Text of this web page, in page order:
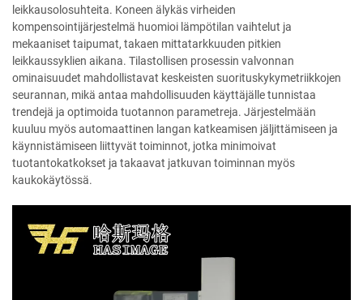
leikkausolosuhteita. Koneen älykäs virheiden
kompensointijärjestelmä huomioi lämpötilan vaihtelut ja
mekaaniset taipumat, takaen mittatarkkuuden pitkien
leikkaussyklien aikana. Tilastollisen prosessin valvonnan
ominaisuudet mahdollistavat keskeisten suorituskykymetriikkojen
seurannan, mikä antaa mahdollisuuden käyttäjälle tunnistaa
trendejä ja optimoida tuotannon parametreja. Järjestelmään
kuuluu myös automaattinen langan katkeamisen jäljittämiseen ja
käynnistämiseen liittyvät toiminnot, jotka minimoivat
tuotantokatkokset ja takaavat jatkuvan toiminnan myös
kaukokäytössä.